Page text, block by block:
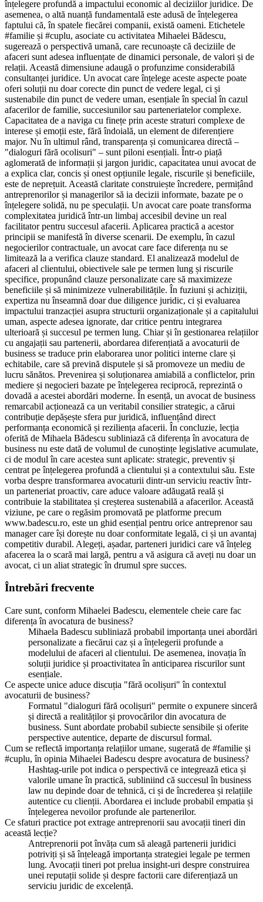
înțelegere profundă a impactului economic al deciziilor juridice. De
asemenea, o altă nuanță fundamentală este adusă de înțelegerea
faptului că, în spatele fiecărei companii, există oameni. Etichetele
#familie și #cuplu, asociate cu activitatea Mihaelei Bădescu,
sugerează o perspectivă umană, care recunoaște că deciziile de
afaceri sunt adesea influențate de dinamici personale, de valori și de
relații. Această dimensiune adaugă o profunzime considerabilă
consultanței juridice. Un avocat care înțelege aceste aspecte poate
oferi soluții nu doar corecte din punct de vedere legal, ci și
sustenabile din punct de vedere uman, esențiale în special în cazul
afacerilor de familie, succesiunilor sau parteneriatelor complexe.
Capacitatea de a naviga cu finețe prin aceste straturi complexe de
interese și emoții este, fără îndoială, un element de diferențiere
major. Nu în ultimul rând, transparența și comunicarea directă –
"dialoguri fără ocolisuri" – sunt piloni esențiali. Într-o piață
aglomerată de informații și jargon juridic, capacitatea unui avocat de
a explica clar, concis și onest opțiunile legale, riscurile și beneficiile,
este de neprețuit. Această claritate construiește încredere, permițând
antreprenorilor și managerilor să ia decizii informate, bazate pe o
înțelegere solidă, nu pe speculații. Un avocat care poate transforma
complexitatea juridică într-un limbaj accesibil devine un real
facilitator pentru succesul afacerii. Aplicarea practică a acestor
principii se manifestă în diverse scenarii. De exemplu, în cazul
negocierilor contractuale, un avocat care face diferența nu se
limitează la a verifica clauze standard. El analizează modelul de
afaceri al clientului, obiectivele sale pe termen lung și riscurile
specifice, propunând clauze personalizate care să maximizeze
beneficiile și să minimizeze vulnerabilitățile. În fuziuni și achiziții,
expertiza nu înseamnă doar due diligence juridic, ci și evaluarea
impactului tranzacției asupra structurii organizaționale și a capitalului
uman, aspecte adesea ignorate, dar critice pentru integrarea
ulterioară și succesul pe termen lung. Chiar și în gestionarea relațiilor
cu angajații sau partenerii, abordarea diferențiată a avocaturii de
business se traduce prin elaborarea unor politici interne clare și
echitabile, care să prevină disputele și să promoveze un mediu de
lucru sănătos. Prevenirea și soluționarea amiabilă a conflictelor, prin
mediere și negocieri bazate pe înțelegerea reciprocă, reprezintă o
dovadă a acestei abordări moderne. În esență, un avocat de business
remarcabil acționează ca un veritabil consilier strategic, a cărui
contribuție depășește sfera pur juridică, influențând direct
performanța economică și reziliența afacerii. În concluzie, lecția
oferită de Mihaela Bădescu subliniază că diferența în avocatura de
business nu este dată de volumul de cunoștințe legislative acumulate,
ci de modul în care acestea sunt aplicate: strategic, preventiv și
centrat pe înțelegerea profundă a clientului și a contextului său. Este
vorba despre transformarea avocaturii dintr-un serviciu reactiv într-
un parteneriat proactiv, care aduce valoare adăugată reală și
contribuie la stabilitatea și creșterea sustenabilă a afacerilor. Această
viziune, pe care o regăsim promovată pe platforme precum
www.badescu.ro, este un ghid esențial pentru orice antreprenor sau
manager care își dorește nu doar conformitate legală, ci și un avantaj
competitiv durabil. Alegeți, așadar, parteneri juridici care vă înțeleg
afacerea la o scară mai largă, pentru a vă asigura că aveți nu doar un
avocat, ci un aliat strategic în drumul spre succes.
Întrebări frecvente
Care sunt, conform Mihaelei Badescu, elementele cheie care fac
diferența în avocatura de business?
Mihaela Badescu subliniază probabil importanța unei abordări
personalizate a fiecărui caz și a înțelegerii profunde a
modelului de afaceri al clientului. De asemenea, inovația în
soluții juridice și proactivitatea în anticiparea riscurilor sunt
esențiale.
Ce aspecte unice aduce discuția "fără ocolișuri" în contextul
avocaturii de business?
Formatul "dialoguri fără ocolișuri" permite o expunere sinceră
și directă a realităților și provocărilor din avocatura de
business. Sunt abordate probabil subiecte sensibile și oferite
perspective autentice, departe de discursul formal.
Cum se reflectă importanța relațiilor umane, sugerată de #familie și
#cuplu, în opinia Mihaelei Badescu despre avocatura de business?
Hashtag-urile pot indica o perspectivă ce integrează etica și
valorile umane în practică, subliniind că succesul în business
law nu depinde doar de tehnică, ci și de încrederea și relațiile
autentice cu clienții. Abordarea ei include probabil empatia și
înțelegerea nevoilor profunde ale partenerilor.
Ce sfaturi practice pot extrage antreprenorii sau avocații tineri din
această lecție?
Antreprenorii pot învăța cum să aleagă partenerii juridici
potriviți și să înțeleagă importanța strategiei legale pe termen
lung. Avocații tineri pot prelua insight-uri despre construirea
unei reputații solide și despre factorii care diferențiază un
serviciu juridic de excelență.